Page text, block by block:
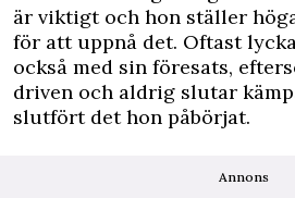
är viktigt och hon ställer
för att uppnå det. Oftast
också med sin föresats,
driven och aldrig slutar
slutfört det hon påbörjat.
Annons